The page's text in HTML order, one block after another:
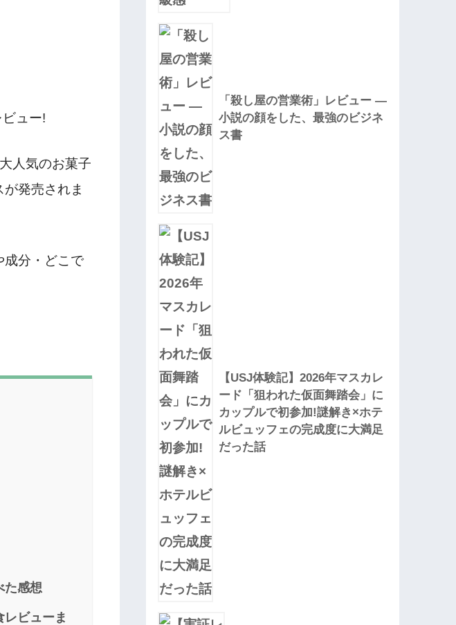
ュー!
人気のお菓子
発売されま
成分・どこで
た感想
ビューま
「殺し屋の営業術」レビュー —
小説の顔をした、最強のビジネ
ス書
【USJ体験記】2026年マスカレ
ード「狙われた仮面舞踏会」に
カップルで初参加!謎解き×ホテ
ルビュッフェの完成度に大満足
だった話